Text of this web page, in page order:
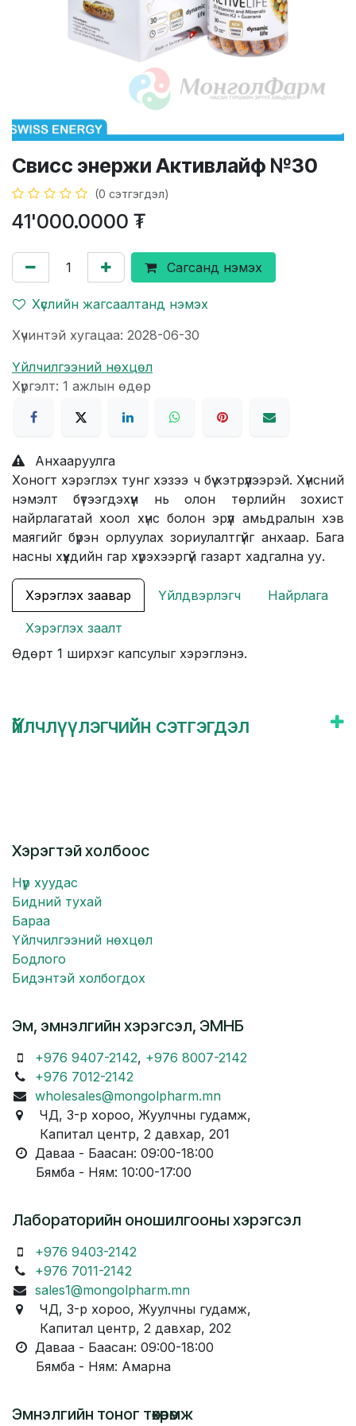
Свисс энержи Активлайф №30
(0 сэтгэгдэл)
41'000.0000 ₮
Сагсанд нэмэх
Хүслийн жагсаалтанд нэмэх
Хүчинтэй хугацаа: 2028-06-30
Үйлчилгээний нөхцөл
Хүргэлт: 1 ажлын өдөр
Анхааруулга
Хоногт хэрэглэх тунг хэзээ ч бүү хэтрүүлээрэй. Хүнсний
нэмэлт бүтээгдэхүүн нь олон төрлийн зохист
найрлагатай хоол хүнс болон эрүүл амьдралын хэв
маягийг бүрэн орлуулах зориулалтгүйг анхаар. Бага
насны хүүхдийн гар хүрэхээргүй газарт хадгална уу.
Хэрэглэх заавар Үйлдвэрлэгч Найрлага
Хэрэглэх заалт
Өдөрт 1 ширхэг капсулыг хэрэглэнэ.
Үйлчлүүлэгчийн сэтгэгдэл
Хэрэгтэй холбоос
Нүүр хуудас
Бидний тухай
Бараа
Үйлчилгээний нөхцөл
Бодлого
Бидэнтэй холбогдох
Эм, эмнэлгийн хэрэгсэл, ЭМНБ
+976 9407-2142, +976 8007-2142
+976 7012-2142
wholesales@mongolpharm.mn
ЧД, 3-р хороо, Жуулчны гудамж,
Капитал центр, 2 давхар, 201
Даваа - Баасан: 09:00-18:00
Бямба - Ням: 10:00-17:00
Лабораторийн оношилгооны хэрэгсэл
+976 9403-2142
+976 7011-2142
sales1@mongolpharm.mn
ЧД, 3-р хороо, Жуулчны гудамж,
Капитал центр, 2 давхар, 202
Даваа - Баасан: 09:00-18:00
Бямба - Ням: Амарна
Эмнэлгийн тоног төхөөрөмж